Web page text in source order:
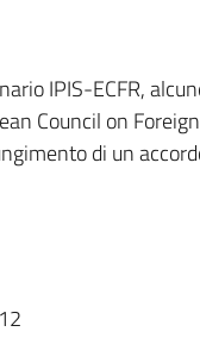
IPIS-ECFR,
Council on
di un